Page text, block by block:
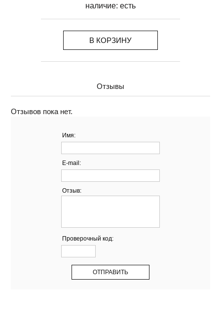
наличие: есть
В КОРЗИНУ
Отзывы
Отзывов пока нет.
Имя:
E-mail:
Отзыв:
Проверочный код: